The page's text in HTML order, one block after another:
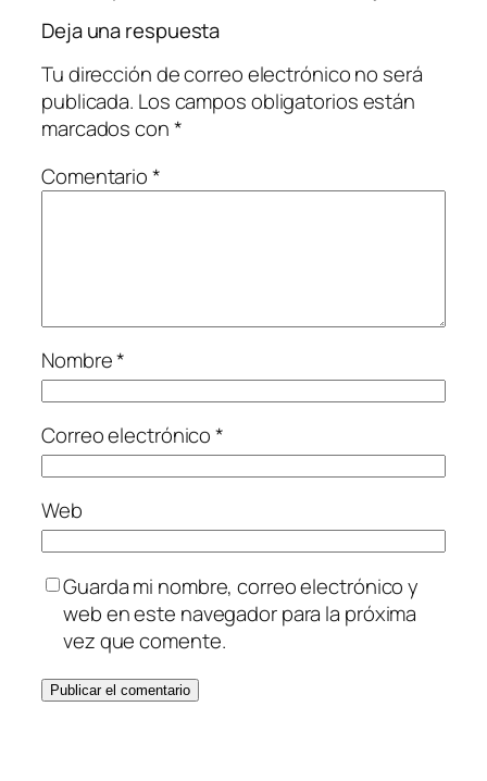
Deja una respuesta
Tu dirección de correo electrónico no será
publicada. Los campos obligatorios están
marcados con*
Comentario*
Nombre*
Correo electrónico*
Web
Guarda mi nombre, correo electrónico y
web en este navegador para la próxima
vez que comente.